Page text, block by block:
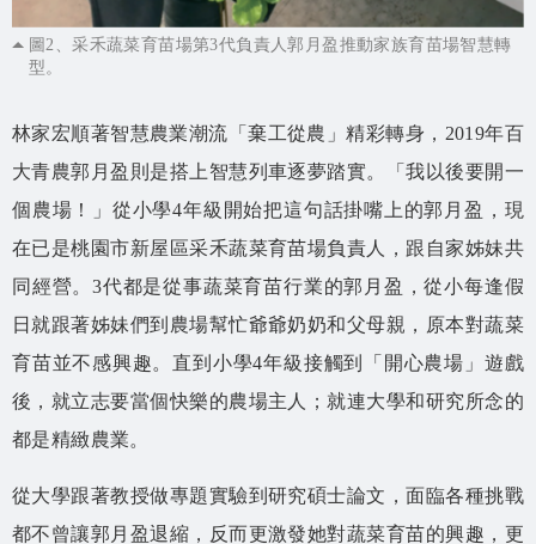
圖2、采禾蔬菜育苗場第3代負責人郭月盈推動家族育苗場智慧轉
型。
林家宏順著智慧農業潮流「棄工從農」精彩轉身，2019年百
大青農郭月盈則是搭上智慧列車逐夢踏實。「我以後要開一
個農場！」從小學4年級開始把這句話掛嘴上的郭月盈，現
在已是桃園市新屋區采禾蔬菜育苗場負責人，跟自家姊妹共
同經營。3代都是從事蔬菜育苗行業的郭月盈，從小每逢假
日就跟著姊妹們到農場幫忙爺爺奶奶和父母親，原本對蔬菜
育苗並不感興趣。直到小學4年級接觸到「開心農場」遊戲
後，就立志要當個快樂的農場主人；就連大學和研究所念的
都是精緻農業。
從大學跟著教授做專題實驗到研究碩士論文，面臨各種挑戰
都不曾讓郭月盈退縮，反而更激發她對蔬菜育苗的興趣，更